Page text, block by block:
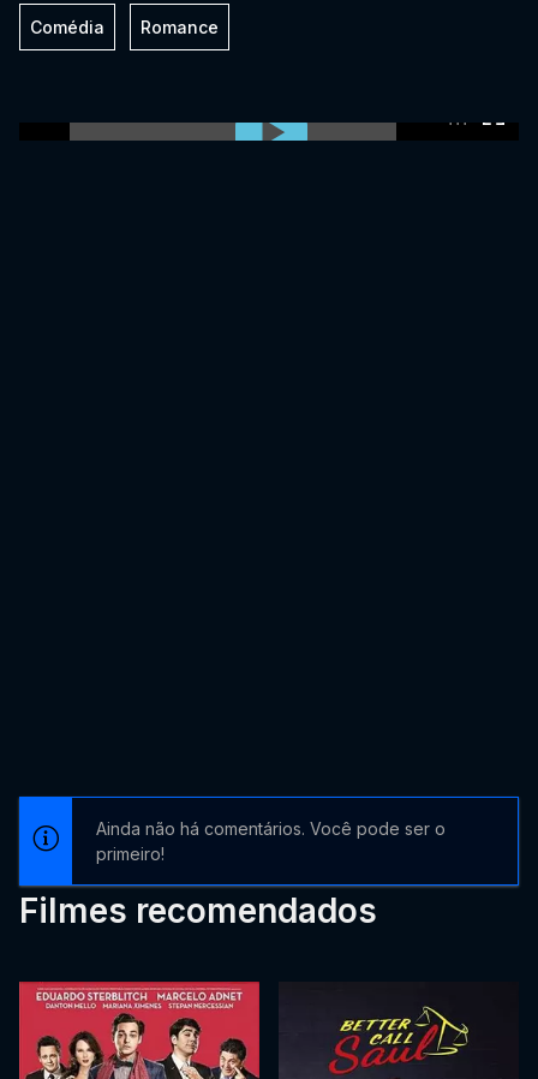
Comédia Romance
Ainda não há comentários. Você pode ser o
primeiro!
Filmes recomendados